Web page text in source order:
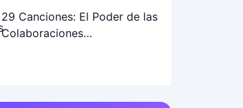
29 Canciones: El Poder de las
Colaboraciones